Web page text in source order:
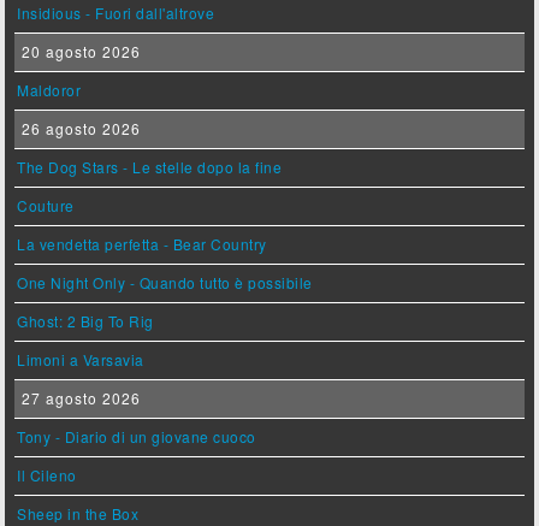
Insidious - Fuori dall'altrove
20 agosto 2026
Maldoror
26 agosto 2026
The Dog Stars - Le stelle dopo la fine
Couture
La vendetta perfetta - Bear Country
One Night Only - Quando tutto è possibile
Ghost: 2 Big To Rig
Limoni a Varsavia
27 agosto 2026
Tony - Diario di un giovane cuoco
Il Cileno
Sheep in the Box